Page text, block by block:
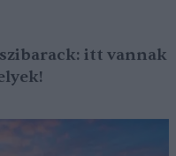
itt vannak